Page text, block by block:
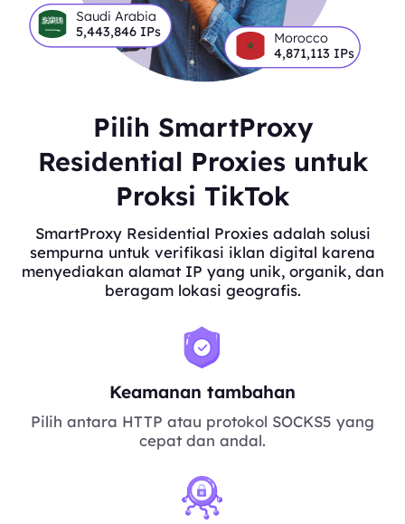
Saudi Arabia
5,443,846 IPs
Morocco
4,871,113 IPs
Pilih SmartProxy
Residential Proxies untuk
Proksi TikTok
SmartProxy Residential Proxies adalah solusi
sempurna untuk verifikasi iklan digital karena
menyediakan alamat IP yang unik, organik, dan
beragam lokasi geografis.
Keamanan tambahan
Pilih antara HTTP atau protokol SOCKS5 yang
cepat dan andal.